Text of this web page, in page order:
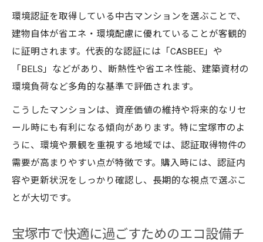
環境認証を取得している中古マンションを選ぶことで、
建物自体が省エネ・環境配慮に優れていることが客観的
に証明されます。代表的な認証には「CASBEE」や
「BELS」などがあり、断熱性や省エネ性能、建築資材の
環境負荷など多角的な基準で評価されます。
こうしたマンションは、資産価値の維持や将来的なリセ
ール時にも有利になる傾向があります。特に宝塚市のよ
うに、環境や景観を重視する地域では、認証取得物件の
需要が高まりやすい点が特徴です。購入時には、認証内
容や更新状況をしっかり確認し、長期的な視点で選ぶこ
とが大切です。
宝塚市で快適に過ごすためのエコ設備チ